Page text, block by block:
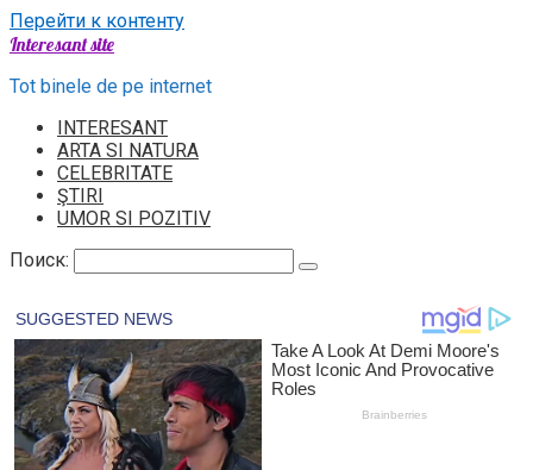
Перейти к контенту
Interesant site
Tot binele de pe internet
INTERESANT
ARTA SI NATURA
CELEBRITATE
ŞTIRI
UMOR SI POZITIV
Поиск: